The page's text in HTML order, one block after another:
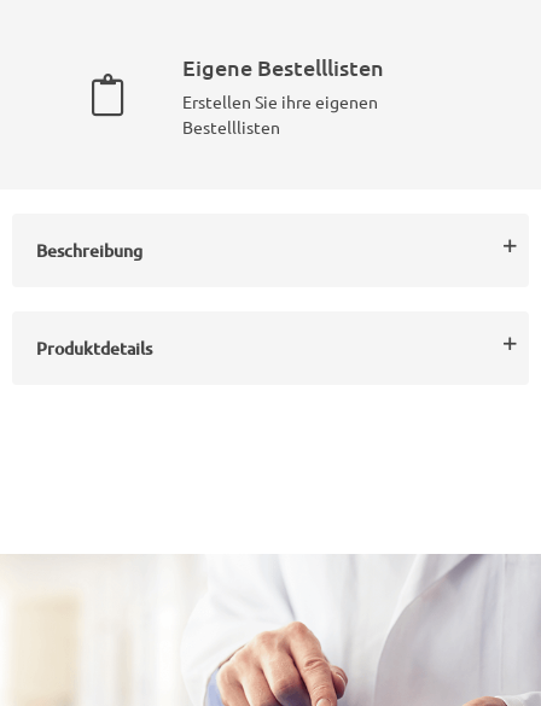
Eigene Bestelllisten
Erstellen Sie ihre eigenen
Bestelllisten
Beschreibung
Produktdetails